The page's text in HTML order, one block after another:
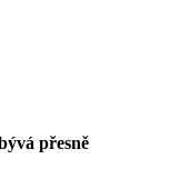
přesně